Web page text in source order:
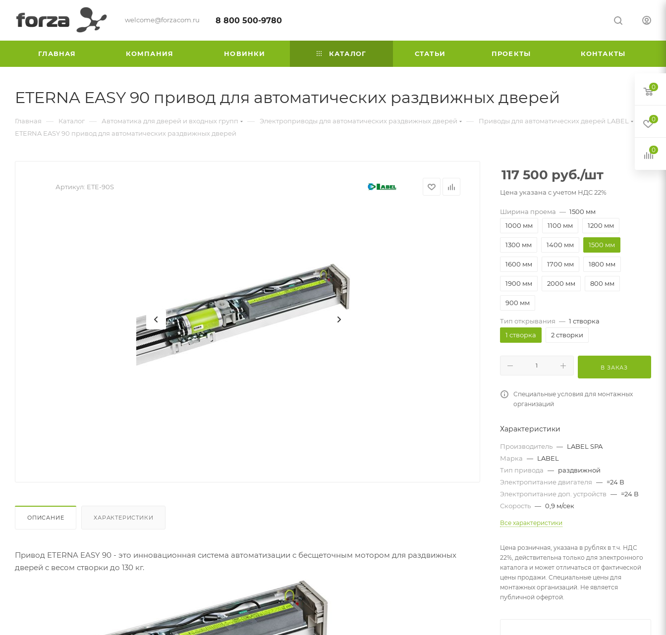
welcome@forzacom.ru 8 800 500-9780
ГЛАВНАЯ КОМПАНИЯ НОВИНКИ КАТАЛОГ СТАТЬИ ПРОЕКТЫ КОНТАКТЫ
ETERNA EASY 90 привод для автоматических раздвижных дверей
Главная — Каталог — Автоматика для дверей и входных групп — Электроприводы для автоматических раздвижных дверей — Приводы для автоматических дверей LABEL —
ETERNA EASY 90 привод для автоматических раздвижных дверей
Артикул: ETE-90S
ОПИСАНИЕ ХАРАКТЕРИСТИКИ
Привод ETERNA EASY 90 - это инновационная система автоматизации с бесщеточным мотором для раздвижных
дверей с весом створки до 130 кг.
117 500 руб./шт
Цена указана с учетом НДС 22%
Ширина проема — 1500 мм
1000 мм
1100 мм 1200 мм
1300 мм 1400 мм 1500 мм
1600 мм 1700 мм 1800 мм
1900 мм 2000 мм 800 мм
900 мм
Тип открывания — 1 створка
1 створка
2 створки
В ЗАКАЗ
Специальные условия для монтажных
организаций
Характеристики
Производитель — LABEL SPA
Марка — LABEL
Тип привода — раздвижной
Электропитание двигателя — =24 В
Электропитание доп. устройств — =24 В
Скорость — 0,9 м/сек
Все характеристики
Цена розничная, указана в рублях в т.ч. НДС
22%, действительна только для электронного
каталога и может отличаться от фактической
цены продажи. Специальные цены для
монтажных организаций. Не является
публичной офертой.
0
0
0